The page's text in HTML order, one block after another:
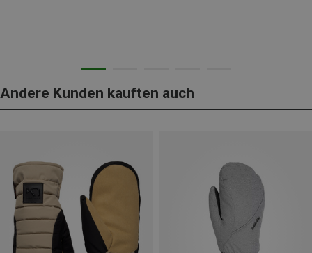
Andere Kunden kauften auch